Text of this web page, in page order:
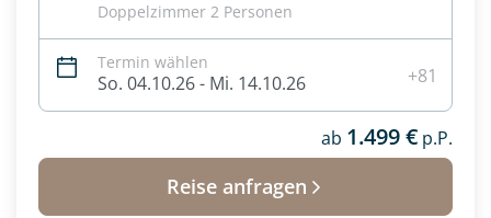
Doppelzimmer 2 Personen
Termin wählen
So. 04.10.26 - Mi. 14.10.26 +81
ab 1.499 € p.P.
Reise anfragen